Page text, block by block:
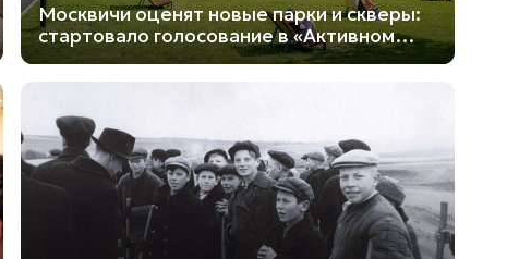
Москвичи оценят новые парки и скверы:
стартовало голосование в «Активном
гражданине»